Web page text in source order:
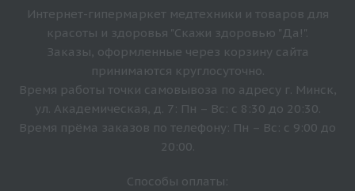
Интернет-гипермаркет медтехники и товаров для
красоты и здоровья "Скажи здоровью "Да!".
Заказы, оформленные через корзину сайта
принимаются круглосуточно.
Время работы точки самовывоза по адресу г. Минск,
ул. Академическая, д. 7: Пн – Вс: с 8:30 до 20:30.
Время прёма заказов по телефону: Пн – Вс: с 9:00 до
20:00.
Способы оплаты: